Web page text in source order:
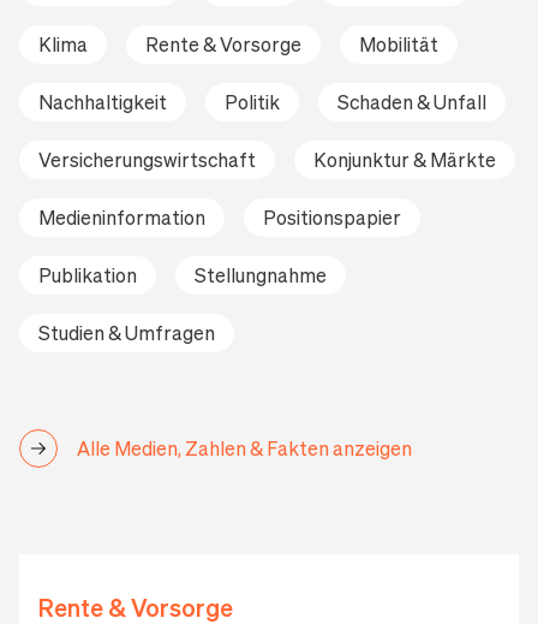
Klima Rente & Vorsorge Mobilität
Nachhaltigkeit Politik Schaden & Unfall
Versicherungswirtschaft Konjunktur & Märkte
Medieninformation Positionspapier
Publikation Stellungnahme
Studien & Umfragen
Alle Medien, Zahlen & Fakten anzeigen
Rente & Vorsorge